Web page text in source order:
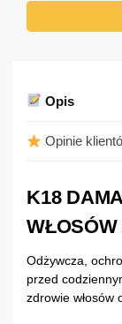
Opis
Opinie
K18
WŁOSÓW
Odżywcza,
przed
zdrowie włosów